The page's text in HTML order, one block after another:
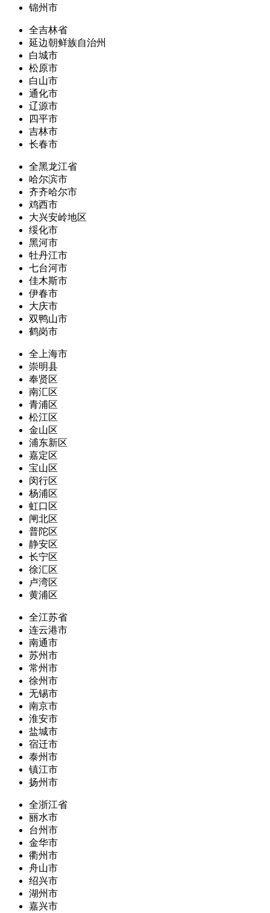
锦州市
全吉林省
延边朝鲜族自治州
白城市
松原市
白山市
通化市
辽源市
四平市
吉林市
长春市
全黑龙江省
哈尔滨市
齐齐哈尔市
鸡西市
大兴安岭地区
绥化市
黑河市
牡丹江市
七台河市
佳木斯市
伊春市
大庆市
双鸭山市
鹤岗市
全上海市
崇明县
奉贤区
南汇区
青浦区
松江区
金山区
浦东新区
嘉定区
宝山区
闵行区
杨浦区
虹口区
闸北区
普陀区
静安区
长宁区
徐汇区
卢湾区
黄浦区
全江苏省
连云港市
南通市
苏州市
常州市
徐州市
无锡市
南京市
淮安市
盐城市
宿迁市
泰州市
镇江市
扬州市
全浙江省
丽水市
台州市
金华市
衢州市
舟山市
绍兴市
湖州市
嘉兴市